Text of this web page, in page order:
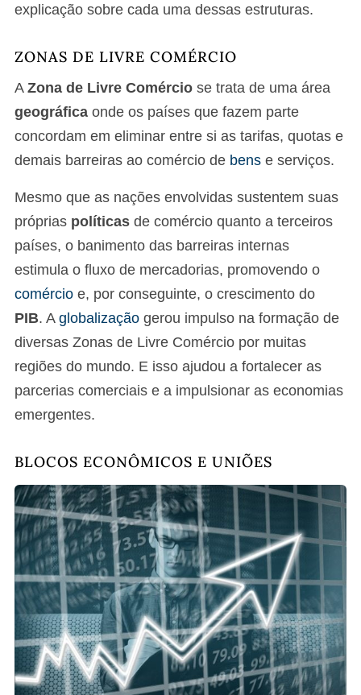
explicação sobre cada uma dessas estruturas.
ZONAS DE LIVRE COMÉRCIO
A Zona de Livre Comércio se trata de uma área
geográfica onde os países que fazem parte
concordam em eliminar entre si as tarifas, quotas e
demais barreiras ao comércio de bens e serviços.
Mesmo que as nações envolvidas sustentem suas
próprias políticas de comércio quanto a terceiros
países, o banimento das barreiras internas
estimula o fluxo de mercadorias, promovendo o
comércio e, por conseguinte, o crescimento do
PIB. A globalização gerou impulso na formação de
diversas Zonas de Livre Comércio por muitas
regiões do mundo. E isso ajudou a fortalecer as
parcerias comerciais e a impulsionar as economias
emergentes.
BLOCOS ECONÔMICOS E UNIÕES